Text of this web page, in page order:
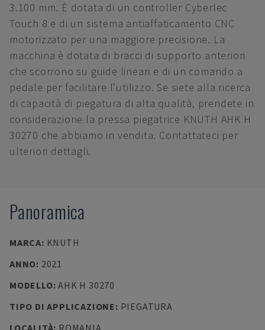
3.100 mm. È dotata di un controller Cyberlec
Touch 8 e di un sistema antiaffaticamento CNC
motorizzato per una maggiore precisione. La
macchina è dotata di bracci di supporto anteriori
che scorrono su guide lineari e di un comando a
pedale per facilitare l’utilizzo. Se siete alla ricerca
di capacità di piegatura di alta qualità, prendete in
considerazione la pressa piegatrice KNUTH AHK H
30270 che abbiamo in vendita. Contattateci per
ulteriori dettagli.
Panoramica
MARCA: KNUTH
ANNO: 2021
MODELLO:AHK H 30270
TIPO DI APPLICAZIONE: PIEGATURA
LOCALITÀ: ROMANIA